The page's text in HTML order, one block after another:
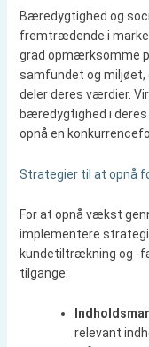
Bæredygtighed og
fremtrædende i
grad opmærksomme
samfundet og
deler deres værdier.
bæredygtighed i
opnå en
Strategier til at opnå
For at opnå vækst
implementere
kundetiltrækning og -
tilgange:
relevant